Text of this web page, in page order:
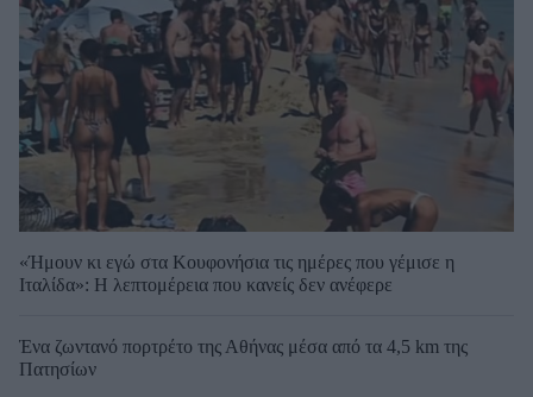
«Ήμουν κι εγώ στα Κουφονήσια τις ημέρες που γέμισε η
Ιταλίδα»: Η λεπτομέρεια που κανείς δεν ανέφερε
Ένα ζωντανό πορτρέτο της Αθήνας μέσα από τα 4,5 km της
Πατησίων